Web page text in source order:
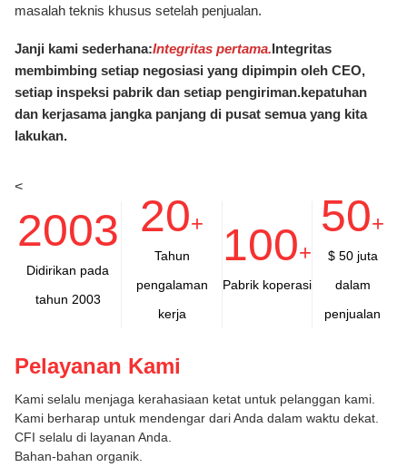
masalah teknis khusus setelah penjualan.
Janji kami sederhana:Integritas pertama.Integritas
membimbing setiap negosiasi yang dipimpin oleh CEO,
setiap inspeksi pabrik dan setiap pengiriman.kepatuhan
dan kerjasama jangka panjang di pusat semua yang kita
lakukan.
<
2003
Didirikan pada
tahun 2003
20+
Tahun
pengalaman
kerja
100+
Pabrik koperasi
50+
$ 50 juta
dalam
penjualan
Pelayanan Kami
Kami selalu menjaga kerahasiaan ketat untuk pelanggan kami.
Kami berharap untuk mendengar dari Anda dalam waktu dekat.
CFI selalu di layanan Anda.
Bahan-bahan organik.